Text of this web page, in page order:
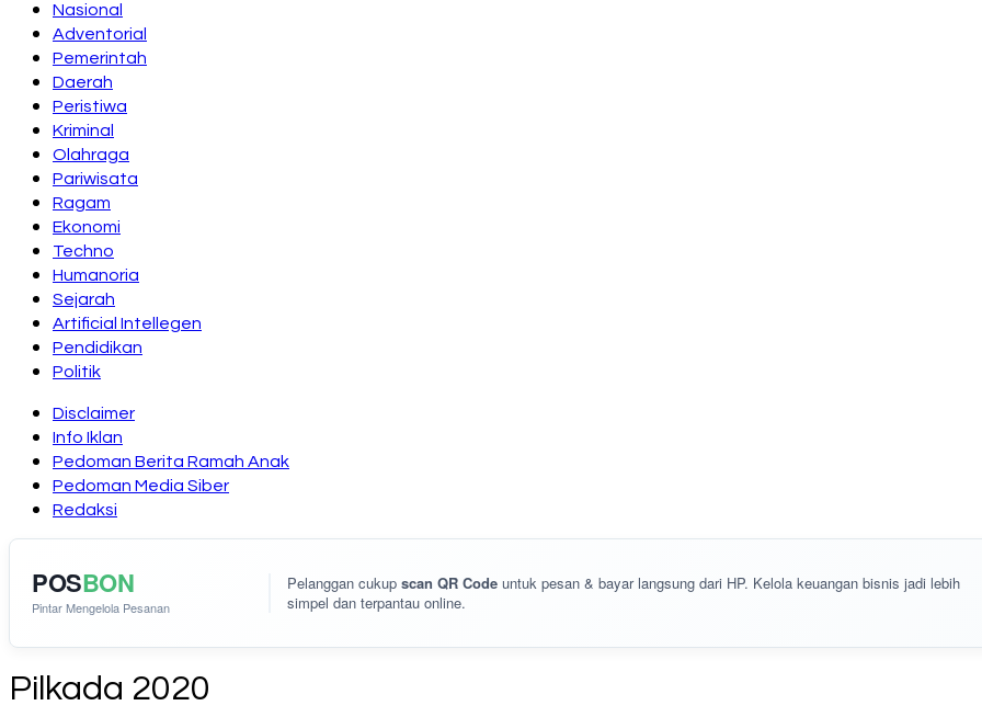
Nasional
Adventorial
Pemerintah
Daerah
Peristiwa
Kriminal
Olahraga
Pariwisata
Ragam
Ekonomi
Techno
Humanoria
Sejarah
Artificial Intellegen
Pendidikan
Politik
Disclaimer
Info Iklan
Pedoman Berita Ramah Anak
Pedoman Media Siber
Redaksi
POSBON
Pintar Mengelola Pesanan
Pelanggan cukup scan QR Code untuk pesan & bayar langsung dari HP. Kelola keuangan bisnis jadi lebih
simpel dan terpantau online.
Pilkada 2020